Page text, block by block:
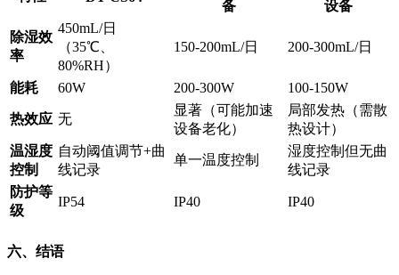
备
设备
除湿效
率
450mL/日
（35℃、
80%RH）
150-200mL/日 200-300mL/日
能耗 60W 200-300W 100-150W
热效应 无
显著（可能加速
设备老化）
局部发热（需散
热设计）
温湿度
控制
自动阈值调节+曲
线记录
单一温度控制
湿度控制但无曲
线记录
防护等
级
IP54 IP40 IP40
六、结语